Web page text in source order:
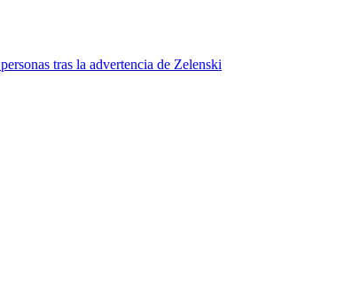
tras la advertencia de Zelenski